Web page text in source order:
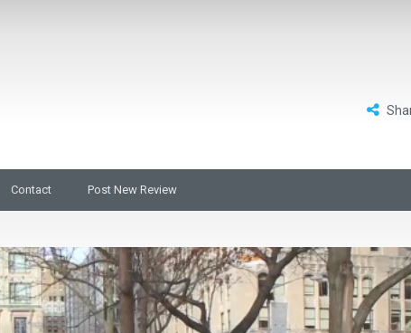
Contact Post New Review